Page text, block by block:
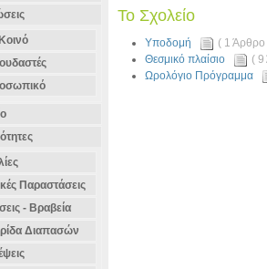
Παραστάσεις
- Βραβεία
Διαπασών
Το Σχολείο
Υποδομή
( 1 Άρθρο
Θεσμικό πλαίσιο
(
Ωρολόγιο Πρόγραμμα